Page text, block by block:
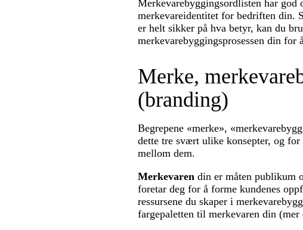
Merkevarebyggingsordlisten har
merkevareidentitet for bedriften din.
er helt sikker på hva betyr, kan du
merkevarebyggingsprosessen din
Merke,
(branding)
Begrepene «merke»,
dette tre svært ulike konsepter, og
mellom dem.
Merkevaren din er måten publikum
foretar deg for å forme kundenes
ressursene du skaper i
fargepaletten til merkevaren din (mer